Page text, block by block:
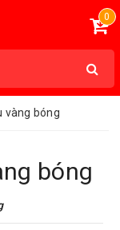
0
vàng bóng
bóng